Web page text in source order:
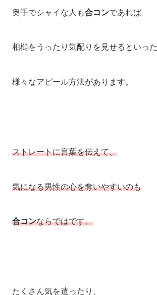
奥手でシャイな人も合コンであれば
相槌をうったり気配りを見せるといった
様々なアピール方法があります。
ストレートに言葉を伝えて、
気になる男性の心を奪いやすいのも
合コンならではです。
たくさん気を遣ったり、